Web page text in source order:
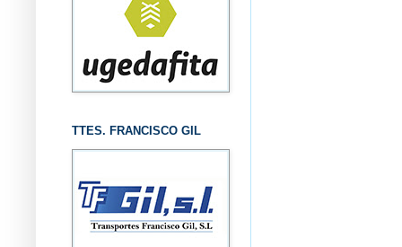
TTES. FRANCISCO GIL